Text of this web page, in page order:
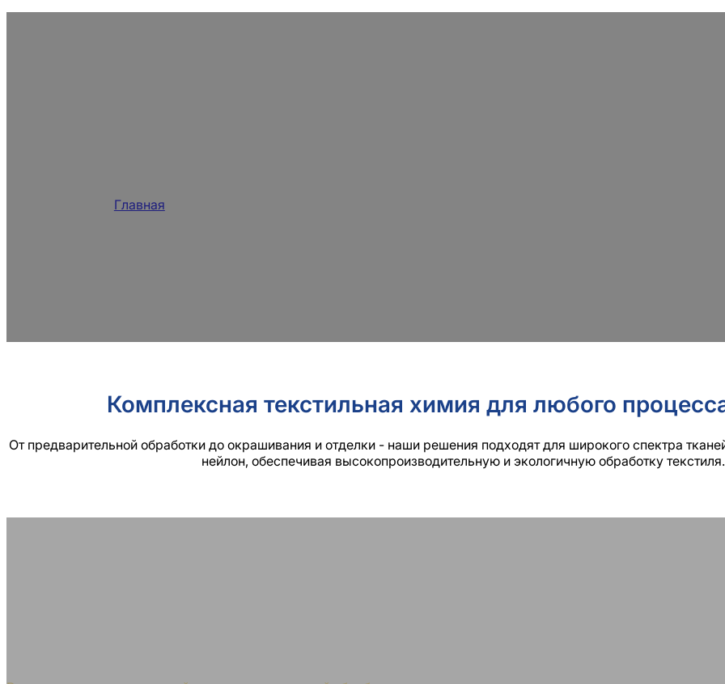
Главная
Комплексная текстильная химия для любого
От предварительной обработки до окрашивания и отделки - наши решения подходят для широкого спектра
нейлон, обеспечивая высокопроизводительную и экологичную обработку текстиля.